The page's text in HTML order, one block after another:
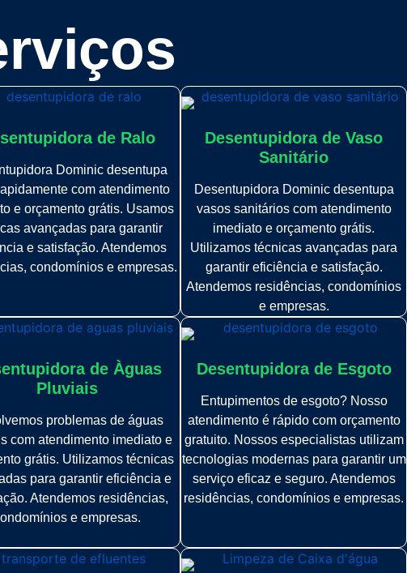
de Ralo
Dominic desentupa
com atendimento
e orçamento grátis. Usamos
avançadas para garantir
e satisfação. Atendemos
condomínios e empresas.
Desentupidora de Vaso
Sanitário
Desentupidora Dominic desentupa
vasos sanitários com atendimento
imediato e orçamento grátis.
Utilizamos técnicas avançadas para
garantir eficiência e satisfação.
Atendemos residências, condomínios
e empresas.
de Àguas
Pluviais
problemas de águas
com atendimento imediato e
grátis. Utilizamos técnicas
para garantir eficiência e
Atendemos residências,
e empresas.
Desentupidora de Esgoto
Entupimentos de esgoto? Nosso
atendimento é rápido com orçamento
gratuito. Nossos especialistas utilizam
tecnologias modernas para garantir um
serviço eficaz e seguro. Atendemos
residências, condomínios e empresas.